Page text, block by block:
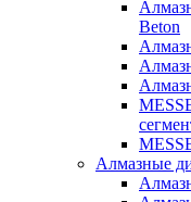
Beton
Алмазные